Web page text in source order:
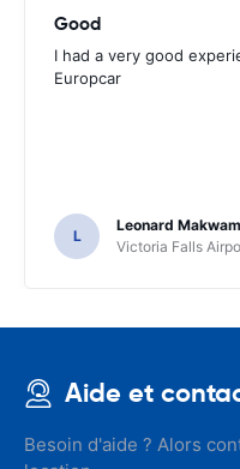
Good
I had a very good
Europcar
L
Leonard
Victoria Falls
Aide et
Besoin d'aide ? Alors